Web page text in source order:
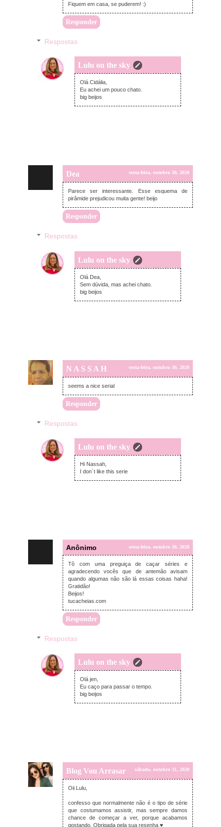
Fiquem em casa, se puderem! :)
Responder
Respostas
Lulu on the sky
segunda-feira, novembro 02, 2020
Olá Cidália,
Eu achei um pouco chato.
big beijos
Dea sexta-feira, outubro 30, 2020
Parece ser interessante. Esse esquema de
pirâmide prejudicou muita gente! beijo
Responder
Respostas
Lulu on the sky
segunda-feira, novembro 02, 2020
Olá Dea,
Sem dúvida, mas achei chato.
big beijos
N A S S A H sexta-feira, outubro 30, 2020
seems a nice serial
Responder
Respostas
Lulu on the sky
segunda-feira, novembro 02, 2020
Hi Nassah,
I don´t like this serie
Anônimo sexta-feira, outubro 30, 2020
Tô com uma preguiça de caçar séries e
agradecendo vocês que de antemão avisam
quando algumas não são lá essas coisas haha!
Gratidão!
Beijos!
tucacheias.com
Responder
Respostas
Lulu on the sky
segunda-feira, novembro 02, 2020
Olá jen,
Eu caço para passar o tempo.
big beijos
Blog Vou Arrasar sábado, outubro 31, 2020
Oii Lulu,
confesso que normalmente não é o tipo de série
que costumamos assistir, mas sempre damos
chance de começar a ver, porque acabamos
gostando. Obrigada pela sua resenha ♥